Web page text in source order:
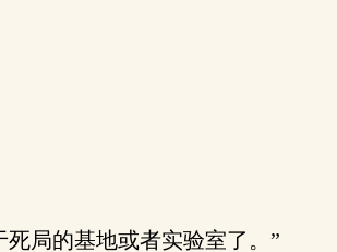
局的基地或者实验室了。”